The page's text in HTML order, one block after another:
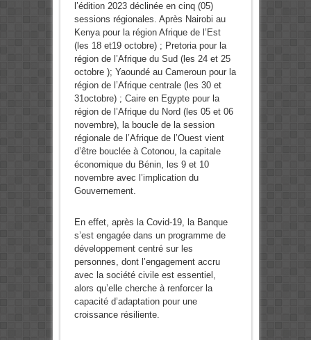
l’édition 2023 déclinée en cinq (05)
sessions régionales. Après Nairobi au
Kenya pour la région Afrique de l’Est
(les 18 et19 octobre) ; Pretoria pour la
région de l’Afrique du Sud (les 24 et 25
octobre ); Yaoundé au Cameroun pour la
région de l’Afrique centrale (les 30 et
31octobre) ; Caire en Egypte pour la
région de l’Afrique du Nord (les 05 et 06
novembre), la boucle de la session
régionale de l’Afrique de l’Ouest vient
d’être bouclée à Cotonou, la capitale
économique du Bénin, les 9 et 10
novembre avec l’implication du
Gouvernement.
En effet, après la Covid-19, la Banque
s’est engagée dans un programme de
développement centré sur les
personnes, dont l’engagement accru
avec la société civile est essentiel,
alors qu’elle cherche à renforcer la
capacité d’adaptation pour une
croissance résiliente.